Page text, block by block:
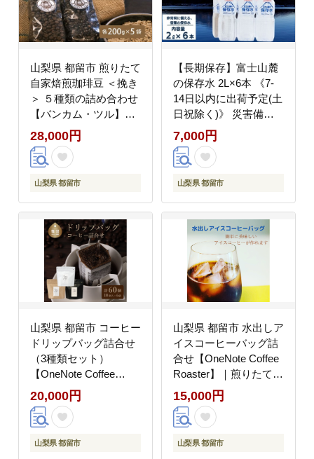
山梨県 都留市 煎りたて
自家焙煎珈琲豆 ＜挽き
＞ ５種類の詰め合わせ
【バンカム・ツル】｜
煎りたて コーヒー 直送
老舗 本格派 喫茶店 プ
レゼント お祝い 贈答用
コク 深み 芳醇 リフレ
ッシュ カフェイン 高級
マイルドブレンド ケニ
ア サントス モカ マン
デリン カフェ
28,000円
山梨県 都留市
【長期保存】富士山麓
の保存水 2L×6本 《7-
14日以内に出荷予定(土
日祝除く)》 災害備蓄
長期保存 ミネラルウォ
ーター 天然水 水 防災
お水 保存水 備蓄水 み
[BW009-NT]
7,000円
山梨県 都留市
山梨県 都留市 コーヒー
ドリップバッグ詰合せ
（3種類セット）
【OneNote Coffee
Roaster】｜煎りたて
コーヒー 直送 プレゼン
ト 贈答 珈琲豆 コーヒ
ィー ドリップバッグ ド
20,000円
山梨県 都留市
山梨県 都留市 水出しア
イスコーヒーバッグ詰
合せ【OneNote Coffee
Roaster】｜煎りたて
コーヒー アイスコーヒ
ー 直送 プレゼント 贈
答 珈琲豆 コーヒー豆
リップパック 詰め合わ
15,000円
山梨県 都留市